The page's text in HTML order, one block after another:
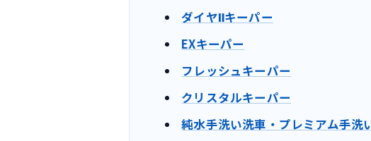
ダイヤⅡキーパー
EXキーパー
フレッシュキーパー
クリスタルキーパー
純水手洗い洗車・プレミアム手洗